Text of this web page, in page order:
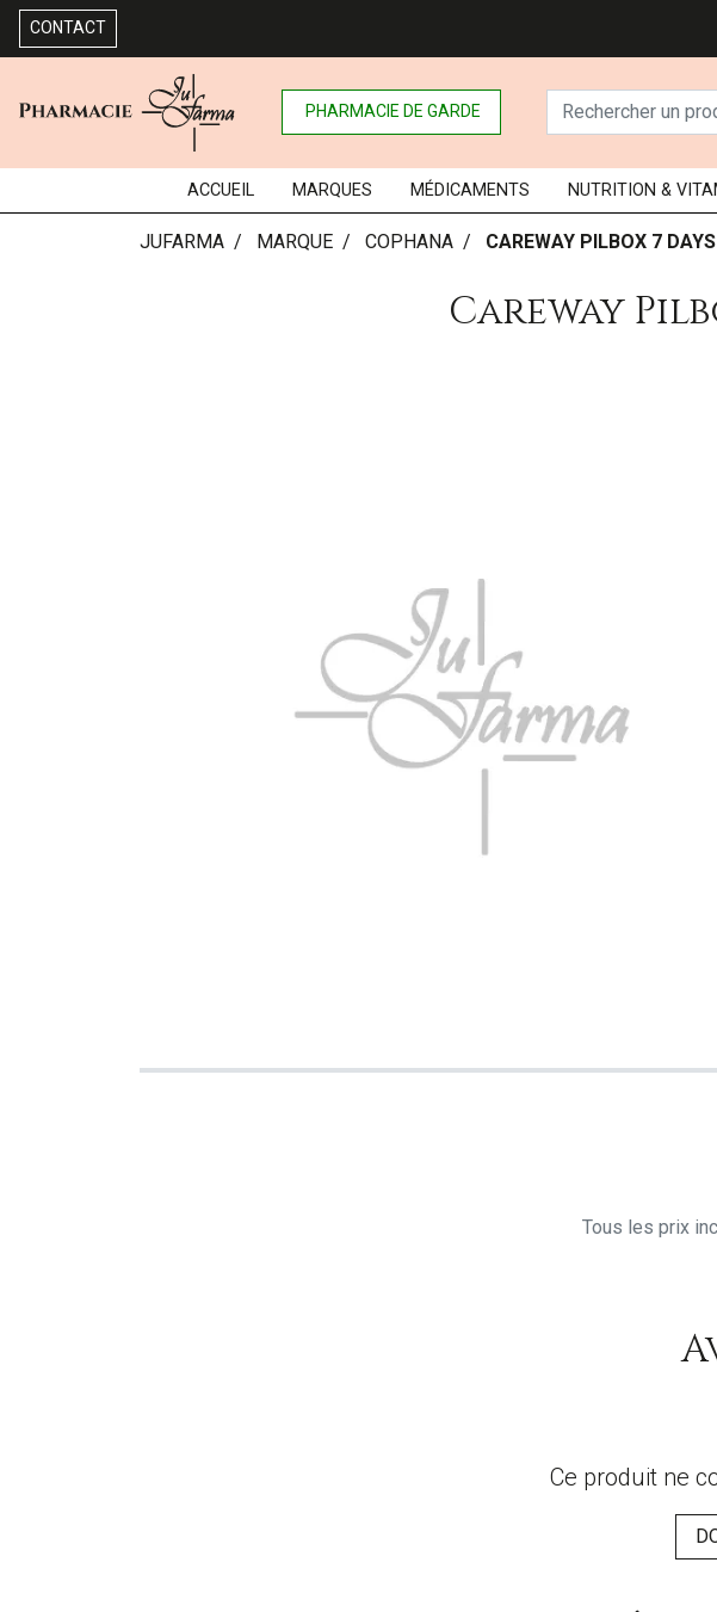
CONTACT
PHARMACIE DE GARDE
ACCUEIL MARQUES MÉDICAMENTS NUTRITION &
JUFARMA MARQUE COPHANA CAREWAY PILBOX 7
Careway
Tous les prix
Ce produit ne